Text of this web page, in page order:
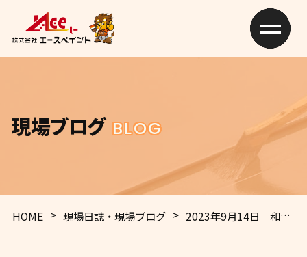
現場ブログ BLOG
HOME > 現場日誌・現場ブログ > 2023年9月14日 和歌山市 海南市 橋本市 泉佐野市 今週の施工情報｜外壁塗装・屋根塗装専門店エースペイント